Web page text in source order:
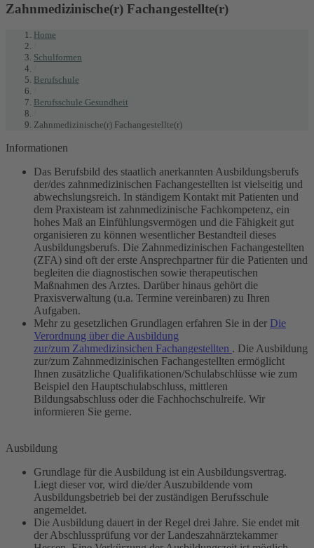
Zahnmedizinische(r) Fachangestellte(r)
Home
Schulformen
Berufschule
Berufsschule Gesundheit
Zahnmedizinische(r) Fachangestellte(r)
Informationen
Das Berufsbild des staatlich anerkannten Ausbildungsberufs
der/des zahnmedizinischen Fachangestellten ist vielseitig und
abwechslungsreich. In ständigem Kontakt mit Patienten und
dem Praxisteam ist zahnmedizinische Fachkompetenz, ein
hohes Maß an Einfühlungsvermögen und die Fähigkeit gut
organisieren zu können wesentlicher Bestandteil dieses
Ausbildungsberufs. Die Zahnmedizinischen Fachangestellten
(ZFA) sind oft der erste Ansprechpartner für die Patienten und
begleiten die diagnostischen sowie therapeutischen
Maßnahmen des Arztes. Darüber hinaus gehört die
Praxisverwaltung (u.a. Termine vereinbaren) zu Ihren
Aufgaben.
Mehr zu gesetzlichen Grundlagen erfahren Sie in der Die
Verordnung über die Ausbildung
zur/zum Zahmedizinsichen Fachangestellten . Die Ausbildung
zur/zum Zahnmedizinischen Fachangestellten ermöglicht
Ihnen zusätzliche Qualifikationen/Schulabschlüsse wie zum
Beispiel den Hauptschulabschluss, mittleren
Bildungsabschluss oder die Fachhochschulreife. Wir
informieren Sie gerne.
Ausbildung
Grundlage für die Ausbildung ist ein Ausbildungsvertrag.
Liegt dieser vor, wird die/der Auszubildende vom
Ausbildungsbetrieb bei der zuständigen Berufsschule
angemeldet.
Die Ausbildung dauert in der Regel drei Jahre. Sie endet mit
der Abschlussprüfung vor der Landeszahnärztekammer